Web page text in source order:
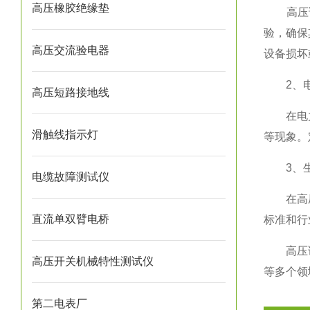
高压橡胶绝缘垫
高压交流验电器
高压短路接地线
滑触线指示灯
电缆故障测试仪
直流单双臂电桥
高压开关机械特性测试仪
第二电表厂
高压试
验，确
设备损
2、电
在电力
等现象
3、生
在高压
标准和
高压试
等多个